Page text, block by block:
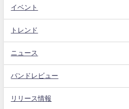
イベント
トレンド
ニュース
バンドレビュー
リリース情報